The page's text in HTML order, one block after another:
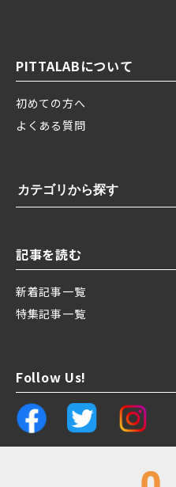
PITTALABについて
初めての方へ
よくある質問
カテゴリから探す
記事を読む
新着記事一覧
特集記事一覧
Follow Us!